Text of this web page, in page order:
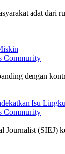
adat dari
Community
dengan
Isu
Community
(SIEJ)